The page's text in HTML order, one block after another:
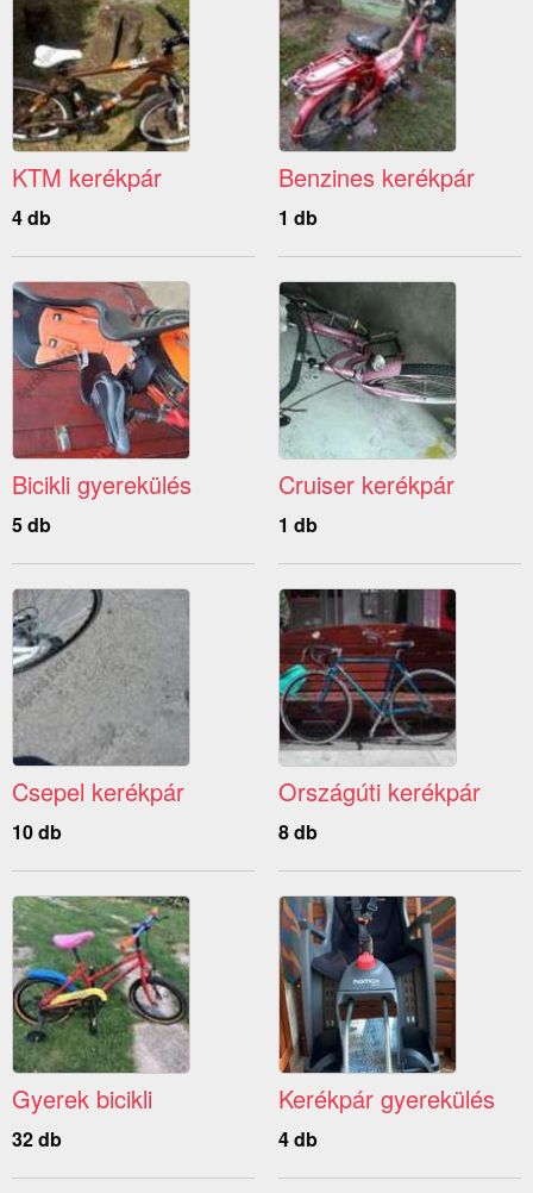
KTM kerékpár
4 db
Benzines kerékpár
1 db
Bicikli gyerekülés
5 db
Cruiser kerékpár
1 db
Csepel kerékpár
10 db
Országúti kerékpár
8 db
Gyerek bicikli
32 db
Kerékpár gyerekülés
4 db